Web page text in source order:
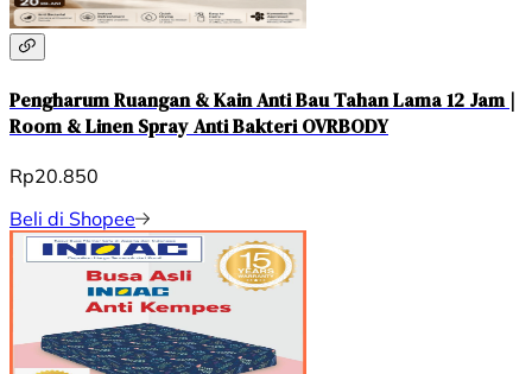
Pengharum Ruangan & Kain Anti Bau Tahan Lama 12 Jam |
Room & Linen Spray Anti Bakteri OVRBODY
Rp20.850
Beli di Shopee